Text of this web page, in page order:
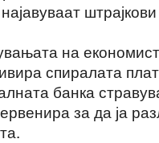
на
спиралата
банка
за да ја